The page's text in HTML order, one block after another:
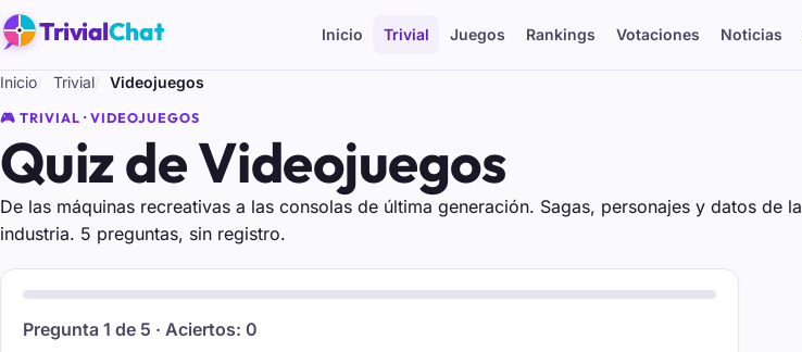
TrivialChat Inicio Trivial Juegos Rankings Votaciones Noticias
Inicio Trivial Videojuegos
🎮 TRIVIAL · VIDEOJUEGOS
Quiz de Videojuegos
De las máquinas recreativas a las consolas de última generación. Sagas, personajes y datos de la
industria. 5 preguntas, sin registro.
Pregunta 1 de 5 · Aciertos: 0